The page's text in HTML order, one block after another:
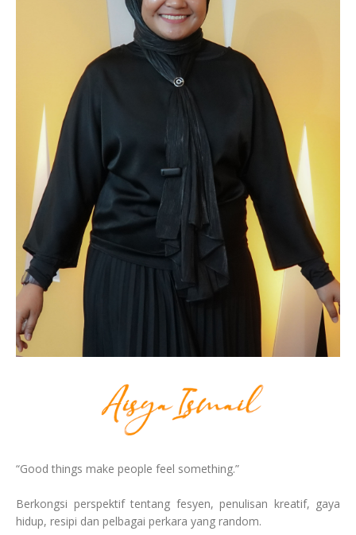
“Good things make people feel something.”
Berkongsi perspektif tentang fesyen, penulisan kreatif, gaya
hidup, resipi dan pelbagai perkara yang random.